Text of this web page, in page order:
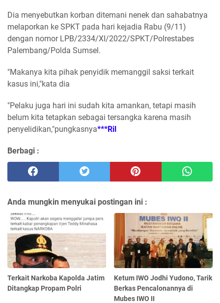
Dia menyebutkan korban ditemani nenek dan sahabatnya
melaporkan ke SPKT pada hari kejadia Rabu (9/11)
dengan nomor LPB/2334/XI/2022/SPKT/Polrestabes
Palembang/Polda Sumsel.
"Makanya kita pihak penyidik memanggil saksi terkait
kasus ini,"kata dia
"Pelaku juga hari ini sudah kita amankan, tetapi masih
belum kita tetapkan sebagai tersangka karena masih
penyelidikan,"pungkasnya***Ril
Berbagi :
Anda mungkin menyukai postingan ini :
Terkait Narkoba Kapolda Jatim
Ditangkap Propam Polri
Ketum IWO Jodhi Yudono, Tarik
Berkas Pencalonannya di
Mubes IWO II